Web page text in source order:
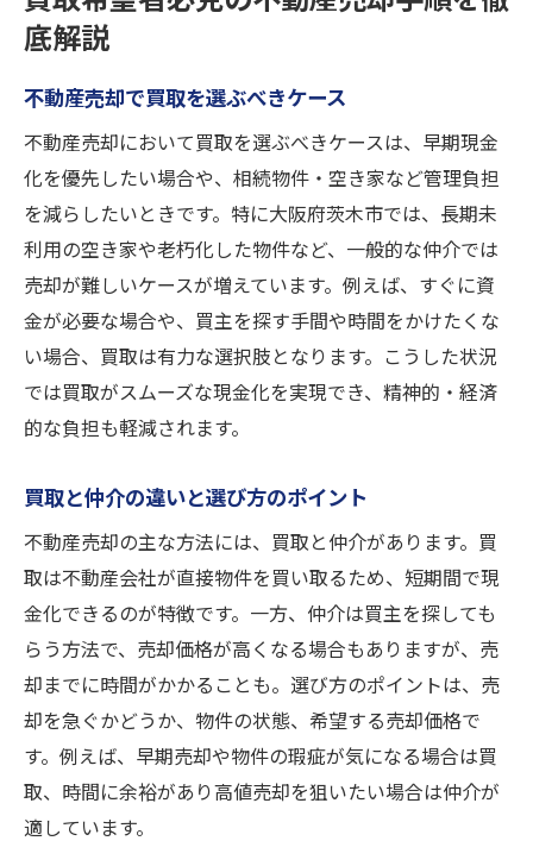
底解説
不動産売却で買取を選ぶべきケース
不動産売却において買取を選ぶべきケースは、早期現金
化を優先したい場合や、相続物件・空き家など管理負担
を減らしたいときです。特に大阪府茨木市では、長期未
利用の空き家や老朽化した物件など、一般的な仲介では
売却が難しいケースが増えています。例えば、すぐに資
金が必要な場合や、買主を探す手間や時間をかけたくな
い場合、買取は有力な選択肢となります。こうした状況
では買取がスムーズな現金化を実現でき、精神的・経済
的な負担も軽減されます。
買取と仲介の違いと選び方のポイント
不動産売却の主な方法には、買取と仲介があります。買
取は不動産会社が直接物件を買い取るため、短期間で現
金化できるのが特徴です。一方、仲介は買主を探しても
らう方法で、売却価格が高くなる場合もありますが、売
却までに時間がかかることも。選び方のポイントは、売
却を急ぐかどうか、物件の状態、希望する売却価格で
す。例えば、早期売却や物件の瑕疵が気になる場合は買
取、時間に余裕があり高値売却を狙いたい場合は仲介が
適しています。